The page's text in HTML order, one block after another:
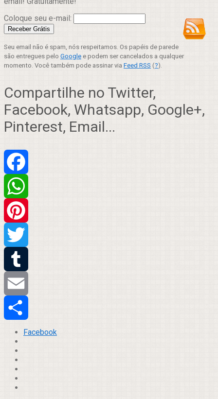
Coloque seu e-mail:
Seu email não é spam, nós respeitamos. Os papéis de parede
são entregues pelo Google e podem ser cancelados a qualquer
momento. Você também pode assinar via Feed RSS (?).
Compartilhe no Twitter,
Facebook, Whatsapp, Google+,
Pinterest, Email...
Facebook
WhatsApp
Pinterest
Twitter
Tumblr
Email
Compartilhar
Facebook